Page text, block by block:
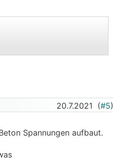
20.7.2021 (#5)
Spannungen aufbaut.